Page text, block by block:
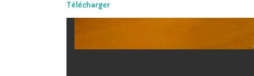
Télécharger